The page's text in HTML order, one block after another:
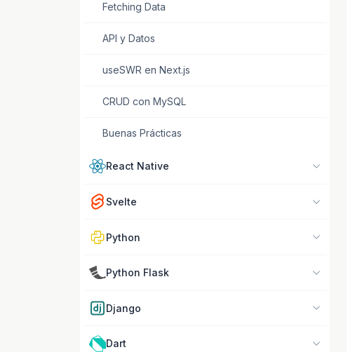
Fetching Data
API y Datos
useSWR en Next.js
CRUD con MySQL
Buenas Prácticas
React Native
Svelte
Python
Python Flask
Django
Dart